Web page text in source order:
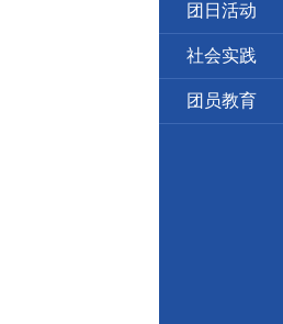
团日活动
社会实践
团员教育